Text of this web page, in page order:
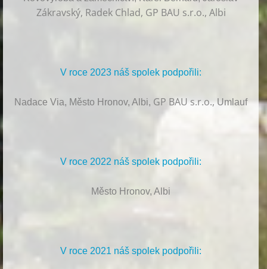
Zákravský, Radek Chlad, GP BAU s.r.o., Albi
V roce 2023 náš spolek podpořili:
Nadace Via, Město Hronov, Albi, GP BAU s.r.o.,Umlauf
V roce 2022 náš spolek podpořili:
Město Hronov, Albi
V roce 2021 náš spolek podpořili: